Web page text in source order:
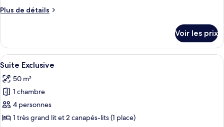
chambre :
Plus de détails
Plus
le
type
de
Suite
Supérieure
Voir les prix
Afficher
toutes
les
photos
pour
ce
Un lit bien fait, avec du linge de lit
6
Suite Exclusive
50 m²
1 chambre
4 personnes
1 très grand lit et 2 canapés-lits (1 place)